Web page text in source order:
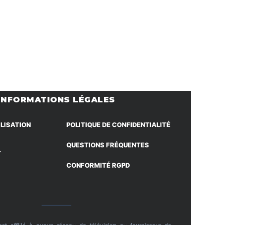
LÉGALES
POLITIQUE DE CONFIDENTIALITÉ
QUESTIONS FRÉQUENTES
CONFORMITÉ RGPD